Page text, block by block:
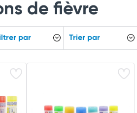
de fièvre
par Trier par